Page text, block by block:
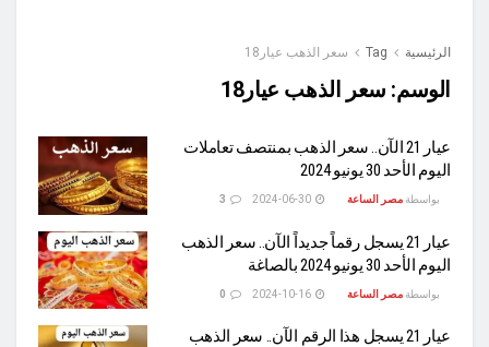
الرئيسية Tag سعر الذهب عيار18
الوسم: سعر الذهب عيار18
عيار 21 الآن.. سعر الذهب بمنتصف تعاملات
اليوم الأحد 30 يونيو 2024
بواسطة مصر الساعة
عيار 21 يسجل رقماً جديداً الآن.. سعر الذهب
اليوم الأحد 30 يونيو 2024 بالصاغة
بواسطة مصر الساعة
عيار 21 يسجل هذا الرقم الآن.. سعر الذهب